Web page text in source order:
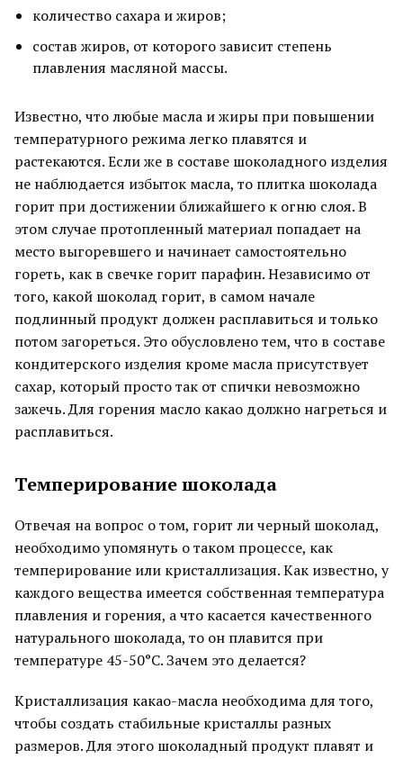
количество сахара и жиров;
состав жиров, от которого зависит степень
плавления масляной массы.
Известно, что любые масла и жиры при повышении
температурного режима легко плавятся и
растекаются. Если же в составе шоколадного изделия
не наблюдается избыток масла, то плитка шоколада
горит при достижении ближайшего к огню слоя. В
этом случае протопленный материал попадает на
место выгоревшего и начинает самостоятельно
гореть, как в свечке горит парафин. Независимо от
того, какой шоколад горит, в самом начале
подлинный продукт должен расплавиться и только
потом загореться. Это обусловлено тем, что в составе
кондитерского изделия кроме масла присутствует
сахар, который просто так от спички невозможно
зажечь. Для горения масло какао должно нагреться и
расплавиться.
Темперирование шоколада
Отвечая на вопрос о том, горит ли черный шоколад,
необходимо упомянуть о таком процессе, как
темперирование или кристаллизация. Как известно, у
каждого вещества имеется собственная температура
плавления и горения, а что касается качественного
натурального шоколада, то он плавится при
температуре 45-50°С. Зачем это делается?
Кристаллизация какао-масла необходима для того,
чтобы создать стабильные кристаллы разных
размеров. Для этого шоколадный продукт плавят и